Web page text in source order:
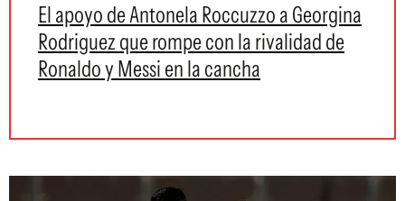
El apoyo de Antonela Roccuzzo a Georgina
Rodriguez que rompe con la rivalidad de
Ronaldo y Messi en la cancha